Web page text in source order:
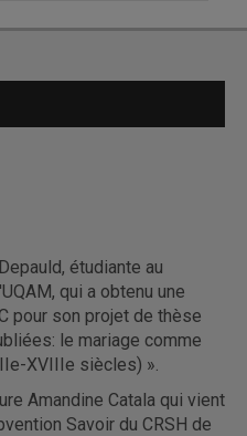
étudiante au
qui a obtenu une
pour son projet de thèse
le mariage comme
XVIIIe siècles) ».
Amandine Catala qui vient
Savoir du CRSH de